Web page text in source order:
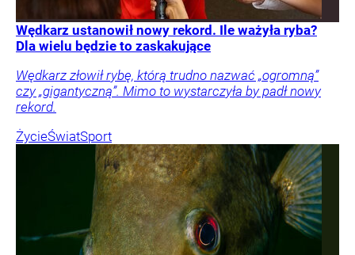
Wędkarz ustanowił nowy rekord. Ile ważyła ryba?
Dla wielu będzie to zaskakujące
Wędkarz złowił rybę, którą trudno nazwać „ogromną”
czy „gigantyczną”. Mimo to wystarczyła by padł nowy
rekord.
ŻycieŚwiatSport